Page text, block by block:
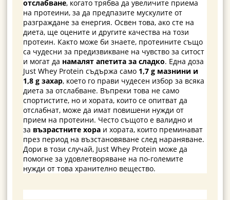
отслабване, когато трябва да увеличите приема
на протеини, за да предпазите мускулите от
разграждане за енергия. Освен това, ако сте на
диета, ще оцените и другите качества на този
протеин. Както може би знаете, протеините също
са чудесни за предизвикване на чувство за ситост
и могат да намалят апетита за сладко. Една доза
Just Whey Protein съдържа само 1,7 g мазнини и
1,8 g захар, което го прави чудесен избор за всяка
диета за отслабване. Въпреки това не само
спортистите, но и хората, които се опитват да
отслабнат, може да имат повишени нужди от
прием на протеини. Често същото е валидно и
за възрастните хора и хората, които преминават
през период на възстановяване след нараняване.
Дори в този случай, Just Whey Protein може да
помогне за удовлетворяване на по-големите
нужди от това хранително вещество.